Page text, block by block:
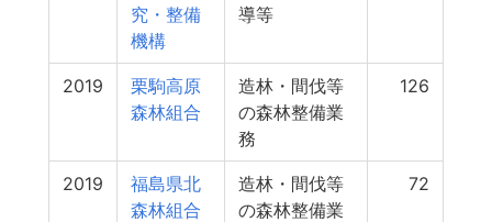
究・整備
機構
導等
2019
栗駒高原
森林組合
造林・間伐等
の森林整備業
務
126
2019
福島県北
森林組合
造林・間伐等
の森林整備業
72